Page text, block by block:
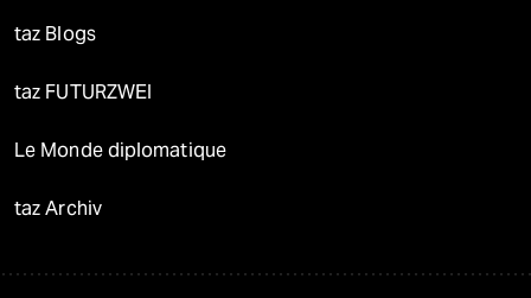
taz Blogs
taz FUTURZWEI
Le Monde diplomatique
taz Archiv